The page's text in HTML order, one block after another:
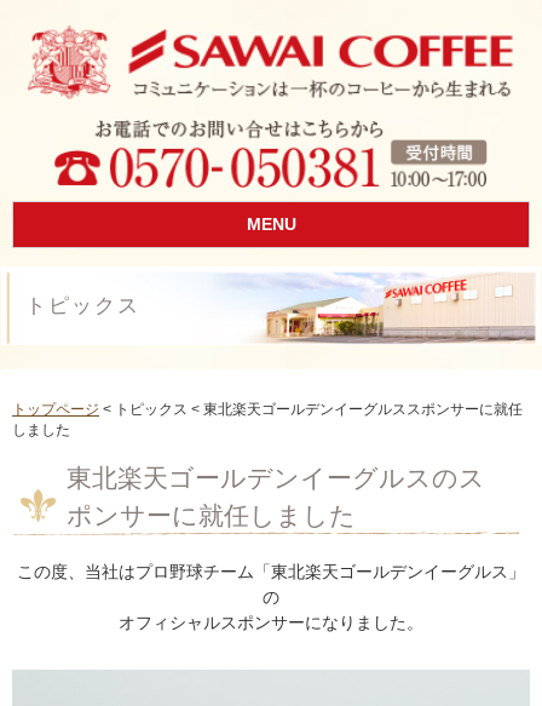
MENU
トピックス
トップページ < トピックス < 東北楽天ゴールデンイーグルススポンサーに就任
しました
東北楽天ゴールデンイーグルスのス
ポンサーに就任しました
この度、当社はプロ野球チーム「東北楽天ゴールデンイーグルス」
の
オフィシャルスポンサーになりました。